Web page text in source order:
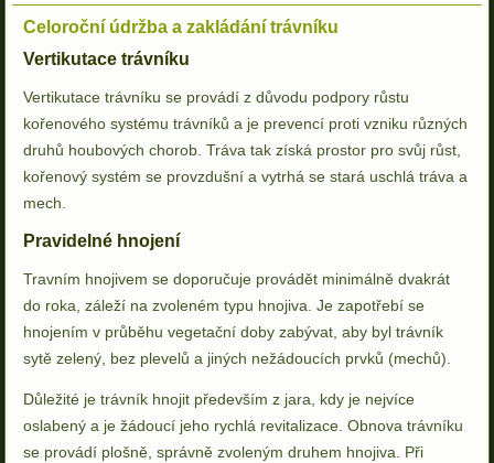
Celoroční údržba a zakládání trávníku
Vertikutace trávníku
Vertikutace trávníku se provádí z důvodu podpory růstu
kořenového systému trávníků a je prevencí proti vzniku různých
druhů houbových chorob. Tráva tak získá prostor pro svůj růst,
kořenový systém se provzdušní a vytrhá se stará uschlá tráva a
mech.
Pravidelné hnojení
Travním hnojivem se doporučuje provádět minimálně dvakrát
do roka, záleží na zvoleném typu hnojiva. Je zapotřebí se
hnojením v průběhu vegetační doby zabývat, aby byl trávník
sytě zelený, bez plevelů a jiných nežádoucích prvků (mechů).
Důležité je trávník hnojit především z jara, kdy je nejvíce
oslabený a je žádoucí jeho rychlá revitalizace. Obnova trávníku
se provádí plošně, správně zvoleným druhem hnojiva. Při